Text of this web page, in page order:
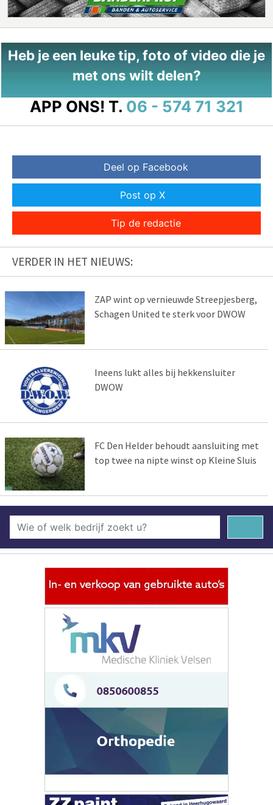
Heb je een leuke tip, foto of video die je
met ons wilt delen?
APP ONS! T. 06 - 574 71 321
Deel op Facebook
Post op X
Tip de redactie
VERDER IN HET NIEUWS:
ZAP wint op vernieuwde Streepjesberg,
Schagen United te sterk voor DWOW
Ineens lukt alles bij hekkensluiter
DWOW
FC Den Helder behoudt aansluiting met
top twee na nipte winst op Kleine Sluis